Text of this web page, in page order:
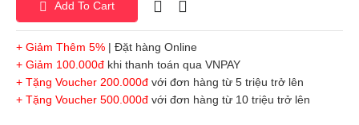
Add To Cart
+ Giảm Thêm 5% | Đặt hàng Online
+ Giảm 100.000đ khi thanh toán qua VNPAY
+ Tặng Voucher 200.000đ với đơn hàng từ 5 triệu trở lên
+ Tặng Voucher 500.000đ với đơn hàng từ 10 triệu trở lên